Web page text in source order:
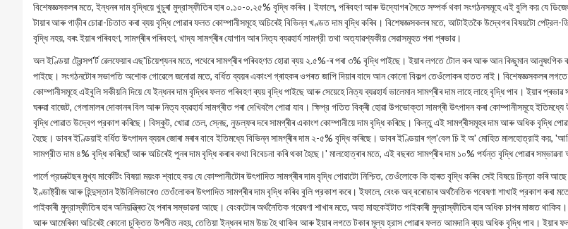
বিশেষজ্ঞসকলৰ মতে, ইন্ধনৰ দাম বৃদ্ধিয়ে খুচুৰা মুদ্রাস্ফীতিৰ হাৰ ০.১০-০.২৫% বৃদ্ধি কৰিব। ইফালে, পৰিবহণ আৰু উদ্যোগৰ সৈতে সম্পর্ক থকা সংগঠনসমূহে এই বুলি কয় যে
টায়াৰ আৰু গাড়ীৰ চোৱা-চিতাত কৰা ব্যয় বৃদ্ধি পোৱাৰ ফলত কোম্পানীসমূহে অচিৰেই বিভিন্ন খণ্ডত দাম বৃদ্ধি কৰিব। বিশেষজ্ঞসকলৰ মতে, আটাইতকৈ উদ্বেগৰ বিষয়টো পেট্রল-
বৃদ্ধি নহয়, বৰং ইয়াৰ পৰিবহণ, সামগ্ৰীৰ পৰিবহণ, খাদ্য সামগ্ৰীৰ যোগান আৰ নিত্য ব্যৱহাৰ্য সামগ্রী তথা অত্যাৱশ্যকীয় সেৱাসমূহত পৰা প্ৰভাৱ।
অল ইণ্ডিয়া ট্রেন্সপ'ৰ্ট ৱেলফেয়াৰ এছ'চিয়েশ্যনৰ মতে, পথেৰে সামগ্ৰীৰ পৰিবহণত হোৱা ব্যয় ২.৫%-ৰ পৰা ৩% বৃদ্ধি পাইছে। ইয়াৰ লগতে টোল কৰ আৰু আন কিছুমান আনুষংগিক
পাইছে। সংগঠনটোৰ সভাপতি অশোক গোৱেলে জনোৱা মতে, বর্ধিত ব্যয়ৰ একাংশ গ্ৰাহকৰ ওপৰত জাপি দিয়াৰ বাদে আন কোনো বিকল্প তেওঁলোকৰ হাতত নাই। বিশেষজ্ঞসকলৰ
কোম্পানীসমূহে এইবুলি সকীয়নি দিয়ে যে ইন্ধনৰ দাম বৃদ্ধিৰ ফলত পৰিবহণ ব্যয় বৃদ্ধি পাইছে আৰু সেয়েহে নিত্য ব্যৱহাৰ্য ভালেমান সামগ্ৰীৰ দাম লাহে লাহে বৃদ্ধি পাব। ইয়াৰ প্ৰভাৱ
ঘৰুৱা বাজেট, গেলামালৰ দোকানৰ বিল আৰু নিত্য ব্যৱহাৰ্য সামগ্ৰীত পৰা দেখিবলৈ পোৱা যাব। ক্ষিপ্র গতিত বিক্ৰী হোৱা উপভোক্তা সামগ্ৰী উৎপাদন কৰা কোম্পানীসমূহে ইতিমধ্যে
বৃদ্ধি পোৱাত উদ্বেগ প্রকাশ কৰিছে। বিস্কুট, খোৱা তেল, স্নেছ, নুডল্ফৰ দৰে সামগ্ৰীৰ একাংশ কোম্পানীয়ে দাম বৃদ্ধি কৰিছে। কিন্তু এই সামগ্ৰীসমূহৰ দাম আৰু অধিক বৃদ্ধি
হৈছে। ডাবৰ ইণ্ডিয়াই বর্ধিত উৎপাদন ব্যয়ৰ জোৰা মৰাৰ বাবে ইতিমধ্যে বিভিন্ন সামগ্ৰীৰ দাম ২-৫% বৃদ্ধি কৰিছে। ডাবৰ ইণ্ডিয়াৰ গ্ল'বেল চি ই অ' মোহিত মালহোত্রাই কয়,
সামগ্রীত দাম ৪% বৃদ্ধি কৰিছোঁ আৰু অচিৰেই পুনৰ দাম বৃদ্ধি কৰাৰ কথা বিবেচনা কৰি থকা হৈছে।' মালহোত্ৰাৰ মতে, এই বছৰত সামগ্ৰীৰ দাম ১০% পর্যন্ত বৃদ্ধি পোৱাৰ
পার্লে প্রডাক্টছৰ মুখ্য মার্কেটিং বিষয়া ময়ংক শ্বাহে কয় যে কোম্পানীটোৰ উৎপাদিত সামগ্ৰীৰ দাম বৃদ্ধি পোৱাটো নিশ্চিত, তেওঁলোকে কি হাৰত বৃদ্ধি কৰিব সেই বিষয়ে চিন্তা কৰি
ইণ্ডাষ্ট্রীজ আৰু হিন্দুস্তান ইউনিলিভাৰেও তেওঁলোকৰ উৎপাদিত সামগ্ৰীৰ দাম বৃদ্ধি কৰিব বুলি প্রকাশ কৰে। ইফালে, বেংক অব্ বৰোডাৰ অৰ্থনৈতিক গবেষণা শাখাই প্রকাশ কৰা
পাইকাৰী মুদ্রাস্ফীতিৰ হাৰ অনিয়ন্ত্ৰিত হৈ পৰাৰ সম্ভাৱনা আছে। বেংকটোৰ অৰ্থনৈতিক গৱেষণা শাখাৰ মতে, অহা মাহকেইটাত পাইকাৰী মুদ্রাস্ফীতিৰ হাৰ অধিক চাপৰ মাজত থাকিব।
আৰু আমেৰিকা অচিৰেই কোনো চুক্তিত উপনীত নহয়, তেতিয়া ইন্ধনৰ দাম উচ্চ হৈ থাকিব আৰু ইয়াৰ লগতে টকাৰ মূল্য হ্রাস পোৱাৰ ফলত আমদানি ব্যয় অধিক বৃদ্ধি পাব। ইয়াৰ